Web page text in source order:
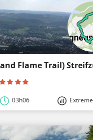
03h06 Extreme